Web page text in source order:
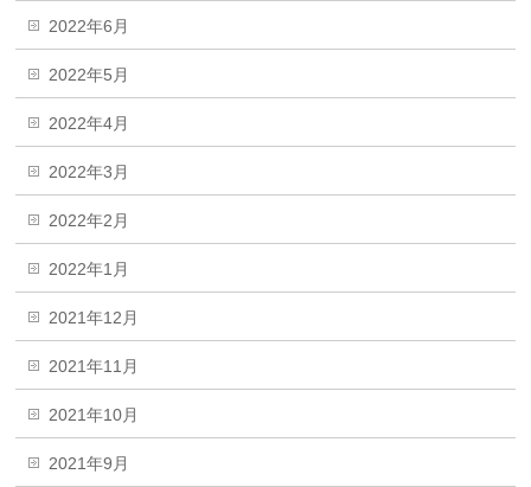
2022年6月
2022年5月
2022年4月
2022年3月
2022年2月
2022年1月
2021年12月
2021年11月
2021年10月
2021年9月